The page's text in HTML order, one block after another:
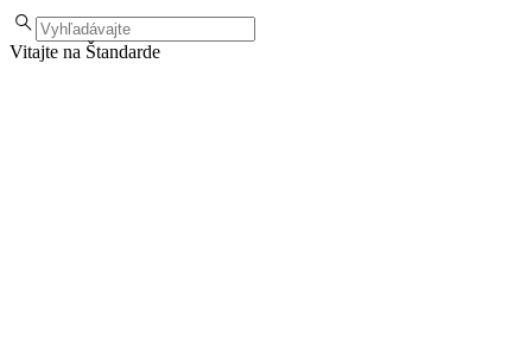
Vitajte na Štandarde